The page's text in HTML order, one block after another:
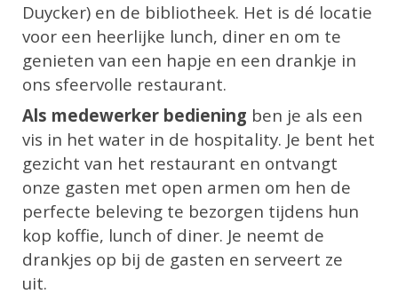
Duycker) en de bibliotheek. Het is dé locatie
voor een heerlijke lunch, diner en om te
genieten van een hapje en een drankje in
ons sfeervolle restaurant.
Als medewerker bediening ben je als een
vis in het water in de hospitality. Je bent het
gezicht van het restaurant en ontvangt
onze gasten met open armen om hen de
perfecte beleving te bezorgen tijdens hun
kop koffie, lunch of diner. Je neemt de
drankjes op bij de gasten en serveert ze
uit.